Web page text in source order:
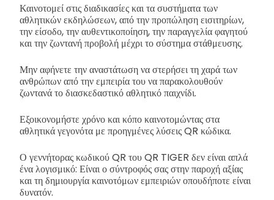
Καινοτομεί στις διαδικασίες και τα συστήματα των
αθλητικών εκδηλώσεων, από την προπώληση εισιτηρίων,
την είσοδο, την αυθεντικοποίηση, την παραγγελία φαγητού
και την ζωντανή προβολή μέχρι το σύστημα στάθμευσης.
Μην αφήνετε την αναστάτωση να στερήσει τη χαρά των
ανθρώπων από την εμπειρία του να παρακολουθούν
ζωντανά το διασκεδαστικό αθλητικό παιχνίδι.
Εξοικονομήστε χρόνο και κόπο καινοτομώντας στα
αθλητικά γεγονότα με προηγμένες λύσεις QR κώδικα.
Ο γεννήτορας κωδικού QR του QR TIGER δεν είναι απλά
ένα λογισμικό: Είναι ο σύντροφός σας στην παροχή αξίας
και τη δημιουργία καινοτόμων εμπειριών οπουδήποτε είναι
δυνατόν.